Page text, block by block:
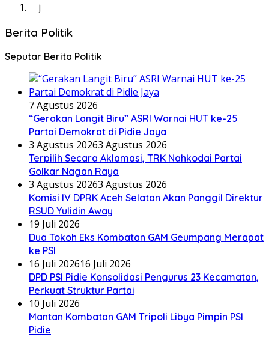
j
Berita Politik
Seputar Berita Politik
7 Agustus 2026
“Gerakan Langit Biru” ASRI Warnai HUT ke-25
Partai Demokrat di Pidie Jaya
3 Agustus 20263 Agustus 2026
Terpilih Secara Aklamasi, TRK Nahkodai Partai
Golkar Nagan Raya
3 Agustus 20263 Agustus 2026
Komisi IV DPRK Aceh Selatan Akan Panggil Direktur
RSUD Yulidin Away
19 Juli 2026
Dua Tokoh Eks Kombatan GAM Geumpang Merapat
ke PSI
16 Juli 202616 Juli 2026
DPD PSI Pidie Konsolidasi Pengurus 23 Kecamatan,
Perkuat Struktur Partai
10 Juli 2026
Mantan Kombatan GAM Tripoli Libya Pimpin PSI
Pidie